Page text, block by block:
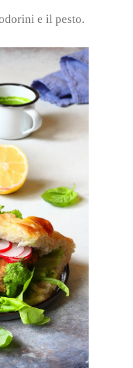
e il pesto.